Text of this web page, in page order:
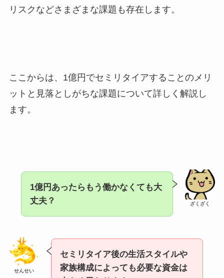
リスクなどさまざまな課題も存在します。
ここからは、1億円でセミリタイアすることのメリ
ットと見落としがちな課題について詳しく解説し
ます。
ざくざく
1億円あったらもう働かなくても大
丈夫？
せんせい
セミリタイア後の生活スタイルや
家族構成によっても必要な資金は